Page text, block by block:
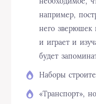
например,
него зверюшек
и играет и
будет
Наборы
«Транспорт»,